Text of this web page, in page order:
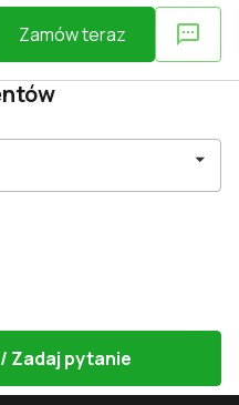
uszkodzenia - to
Zamów teraz
Zadaj pytanie